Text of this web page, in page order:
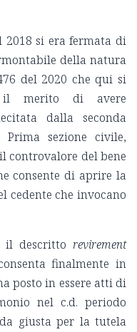
2018 si era fermata di
della natura
del 2020 che qui si
il merito di avere
dalla seconda
sezione civile,
controvalore del bene
consente di aprire la
cedente che invocano
il descritto revirement
finalmente in
posto in essere atti di
nel c.d. periodo
giusta per la tutela